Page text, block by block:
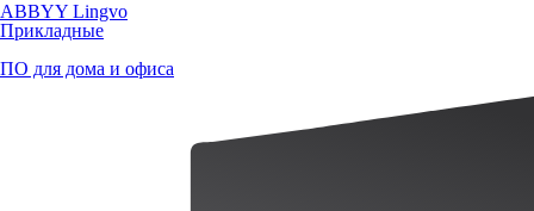
ABBYY Lingvo
Прикладные
ПО для дома и офиса